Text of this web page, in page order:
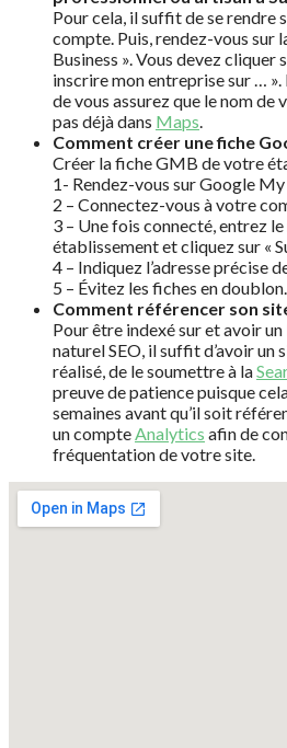
Pour cela, il suffit de se rendre
compte. Puis, rendez-vous sur
Business ». Vous devez cliquer
inscrire mon entreprise sur …
de vous assurez que le nom
pas déjà dans Maps.
Comment créer une fiche
Créer la fiche GMB de votre
1- Rendez-vous sur Google My
2 – Connectez-vous à votre
3 – Une fois connecté, entrez
établissement et cliquez sur «
4 – Indiquez l’adresse précise
5 – Évitez les fiches en doublon.
Comment référencer son
Pour être indexé sur et avoir
naturel SEO, il suffit d’avoir
réalisé, de le soumettre à la
preuve de patience puisque
semaines avant qu’il soit
un compteAnalytics afin de
fréquentation de votre site.